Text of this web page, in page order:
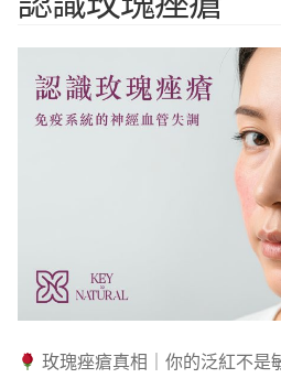
玫瑰痤瘡真相｜你的泛紅不是